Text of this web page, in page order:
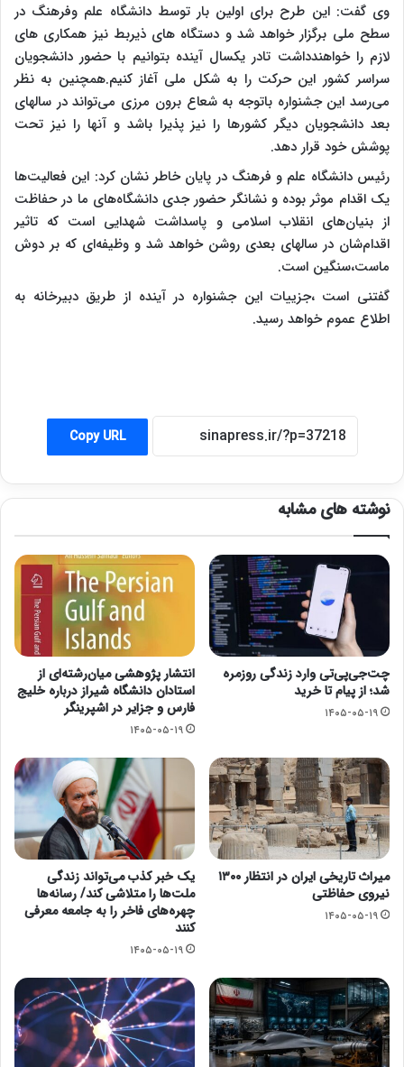
وی گفت: این طرح برای اولین بار توسط دانشگاه علم وفرهنگ در
سطح ملی برگزار خواهد شد و دستگاه های ذیربط نیز همکاری های
لازم را خواهندداشت تادر یکسال آینده بتوانیم با حضور دانشجویان
سراسر کشور این حرکت را به شکل ملی آغاز کنیم.همچنین به نظر
می‌رسد این جشنواره باتوجه به شعاع برون مرزی می‌تواند در سالهای
بعد دانشجویان دیگر کشورها را نیز پذیرا باشد و آنها را نیز تحت
پوشش خود قرار دهد.
رئیس دانشگاه علم و فرهنگ در پایان خاطر نشان کرد: این فعالیت‌ها
یک اقدام موثر بوده و نشانگر حضور جدی دانشگاه‌های ما در حفاظت
از بنیان‌های انقلاب اسلامی و پاسداشت شهدایی است که تاثیر
اقدام‌شان در سالهای بعدی روشن خواهد شد و وظیفه‌ای که بر دوش
ماست،سنگین است.
گفتنی است ،جزییات این جشنواره در آینده از طریق دبیرخانه به
اطلاع عموم خواهد رسید.
Copy URL
نوشته های مشابه
چت‌جی‌پی‌تی وارد زندگی روزمره
شد؛ از پیام تا خرید
۱۴۰۵-۰۵-۱۹
انتشار پژوهشی میان‌رشته‌ای از
استادان دانشگاه شیراز درباره خلیج
فارس و جزایر در اشپرینگر
۱۴۰۵-۰۵-۱۹
میراث تاریخی ایران در انتظار ۱۳۰۰
نیروی حفاظتی
۱۴۰۵-۰۵-۱۹
یک خبر کذب می‌تواند زندگی
ملت‌ها را متلاشی کند/ رسانه‌ها
چهره‌های فاخر را به جامعه معرفی
کنند
۱۴۰۵-۰۵-۱۹